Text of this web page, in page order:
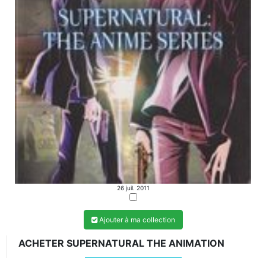
26 juil. 2011
Ajouter à ma collection
ACHETER SUPERNATURAL THE ANIMATION